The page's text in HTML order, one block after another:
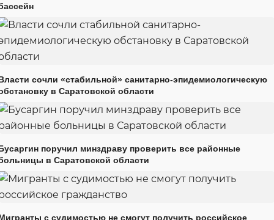
сочли «стабильной» санитарно-эпидемиологическую
в Саратовской области
поручил минздраву проверить все районные
в Саратовской области
с судимостью не смогут получить российское